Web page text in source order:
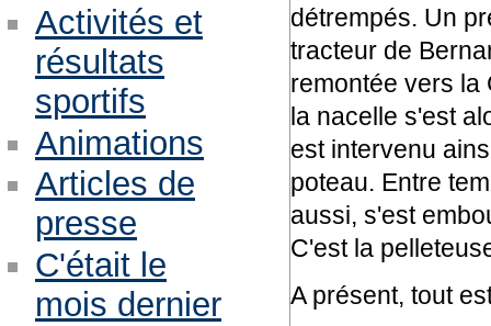
détrempés. Un
tracteur de
remontée vers la
la nacelle s'est
est intervenu
poteau. Entre
aussi, s'est
C'est la
A présent, tout
Activités et
résultats
sportifs
Animations
Articles de
presse
C'était le
mois dernier